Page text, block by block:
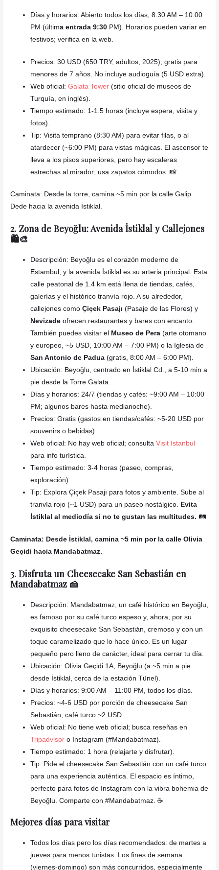
Días y horarios: Abierto todos los días, 8:30 AM – 10:00
PM (última entrada 9:30 PM). Horarios pueden variar en
festivos; verifica en la web.
Precios: 30 USD (650 TRY, adultos, 2025); gratis para
menores de 7 años. No incluye audioguía (5 USD extra).
Web oficial: Galata Tower (sitio oficial de museos de
Turquía, en inglés).
Tiempo estimado: 1-1.5 horas (incluye espera, visita y
fotos).
Tip: Visita temprano (8:30 AM) para evitar filas, o al
atardecer (~6:00 PM) para vistas mágicas. El ascensor te
lleva a los pisos superiores, pero hay escaleras
estrechas al mirador; usa zapatos cómodos. 📸
Caminata: Desde la torre, camina ~5 min por la calle Galip
Dede hacia la avenida İstiklal.
2. Zona de Beyoğlu: Avenida İstiklal y Callejones
🛍️🎨
Descripción: Beyoğlu es el corazón moderno de
Estambul, y la avenida İstiklal es su arteria principal. Esta
calle peatonal de 1.4 km está llena de tiendas, cafés,
galerías y el histórico tranvía rojo. A su alrededor,
callejones comoÇiçek Pasajı(Pasaje de las Flores) y
Nevizade ofrecen restaurantes y bares con encanto.
También puedes visitar el Museo de Pera (arte otomano
y europeo, ~5 USD, 10:00 AM – 7:00 PM) o la Iglesia de
San Antonio de Padua (gratis, 8:00 AM – 6:00 PM).
Ubicación: Beyoğlu, centrado en İstiklal Cd., a 5-10 min a
pie desde la Torre Galata.
Días y horarios: 24/7 (tiendas y cafés: ~9:00 AM – 10:00
PM; algunos bares hasta medianoche).
Precios: Gratis (gastos en tiendas/cafés: ~5-20 USD por
souvenirs o bebidas).
Web oficial: No hay web oficial; consulta Visit Istanbul
para info turística.
Tiempo estimado: 3-4 horas (paseo, compras,
exploración).
Tip: Explora Çiçek Pasajı para fotos y ambiente. Sube al
tranvía rojo (~1 USD) para un paseo nostálgico. Evita
İstiklal al mediodía si no te gustan las multitudes. 🛤️
Caminata: Desde İstiklal, camina ~5 min por la calle Olivia
Geçidi hacia Mandabatmaz.
3. Disfruta un Cheesecake San Sebastián en
Mandabatmaz 🍰
Descripción: Mandabatmaz, un café histórico en Beyoğlu,
es famoso por su café turco espeso y, ahora, por su
exquisito cheesecake San Sebastián, cremoso y con un
toque caramelizado que lo hace único. Es un lugar
pequeño pero lleno de carácter, ideal para cerrar tu día.
Ubicación: Olivia Geçidi 1A, Beyoğlu (a ~5 min a pie
desde İstiklal, cerca de la estación Tünel).
Días y horarios: 9:00 AM – 11:00 PM, todos los días.
Precios: ~4-6 USD por porción de cheesecake San
Sebastián; café turco ~2 USD.
Web oficial: No tiene web oficial; busca reseñas en
Tripadvisor o Instagram (#Mandabatmaz).
Tiempo estimado: 1 hora (relajarte y disfrutar).
Tip: Pide el cheesecake San Sebastián con un café turco
para una experiencia auténtica. El espacio es íntimo,
perfecto para fotos de Instagram con la vibra bohemia de
Beyoğlu. Comparte con #Mandabatmaz. ☕
Mejores días para visitar
Todos los días pero los días recomendados: de martes a
jueves para menos turistas. Los fines de semana
(viernes-domingo) son más concurridos, especialmente